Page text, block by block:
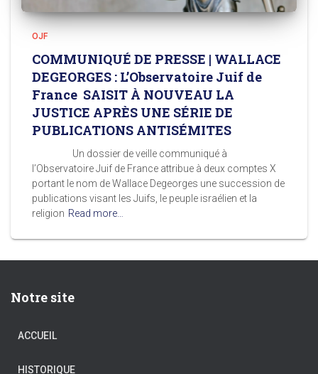
OJF
COMMUNIQUÉ DE PRESSE | WALLACE
DEGEORGES : L’Observatoire Juif de
France SAISIT À NOUVEAU LA
JUSTICE APRÈS UNE SÉRIE DE
PUBLICATIONS ANTISÉMITES
Un dossier de veille communiqué à
l’Observatoire Juif de France attribue à deux comptes X
portant le nom de Wallace Degeorges une succession de
publications visant les Juifs, le peuple israélien et la
religion Read more…
Notre site
ACCUEIL
HISTORIQUE